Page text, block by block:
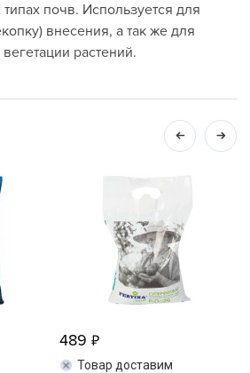
типах почв. Используется для
внесения, а так же для
растений.
489
Товар доставим